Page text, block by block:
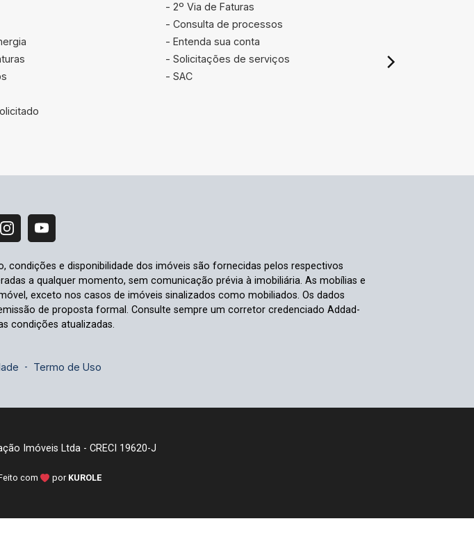
- 2º Via de Faturas
- Consulta de processos
- Entenda sua conta
- Solicitações de serviços
- SAC
e disponibilidade dos imóveis são fornecidas pelos respectivos
a qualquer momento, sem comunicação prévia à imobiliária. As mobílias e
exceto nos casos de imóveis sinalizados como mobiliados. Os dados
de proposta formal. Consulte sempre um corretor credenciado Addad-
condições atualizadas.
- Termo de Uso
Imóveis Ltda - CRECI 19620-J
com por KUROLE